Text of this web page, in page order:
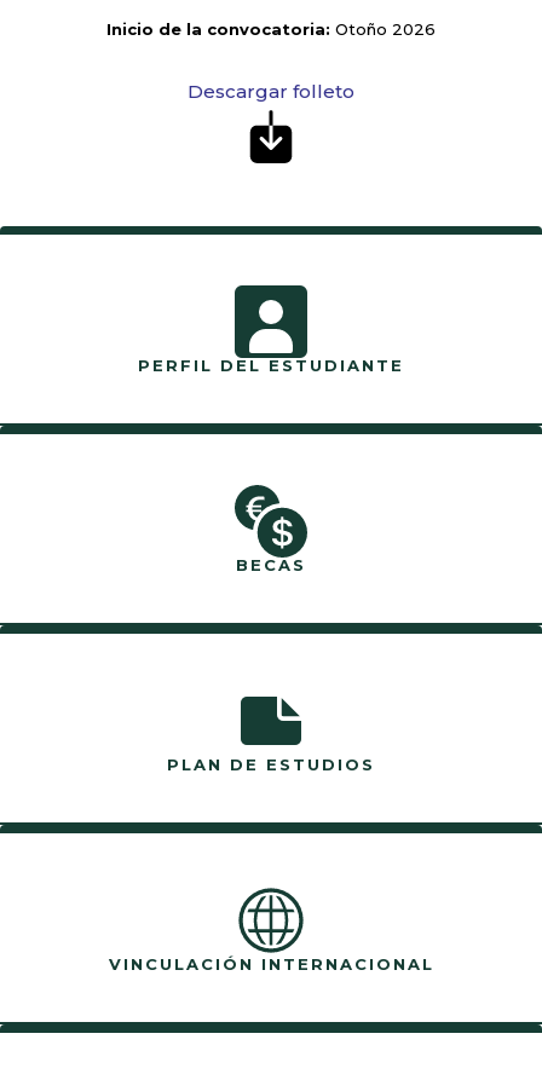
Inicio de la convocatoria: Otoño 2026
Descargar folleto
PERFIL DEL ESTUDIANTE
BECAS
PLAN DE ESTUDIOS
VINCULACIÓN INTERNACIONAL